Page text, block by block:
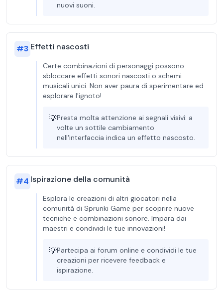
nuovi suoni.
#3 Effetti nascosti
Certe combinazioni di personaggi possono
sbloccare effetti sonori nascosti o schemi
musicali unici. Non aver paura di sperimentare ed
esplorare l'ignoto!
💡Presta molta attenzione ai segnali visivi: a
volte un sottile cambiamento
nell'interfaccia indica un effetto nascosto.
#4 Ispirazione della comunità
Esplora le creazioni di altri giocatori nella
comunità di Sprunki Game per scoprire nuove
tecniche e combinazioni sonore. Impara dai
maestri e condividi le tue innovazioni!
💡Partecipa ai forum online e condividi le tue
creazioni per ricevere feedback e
ispirazione.